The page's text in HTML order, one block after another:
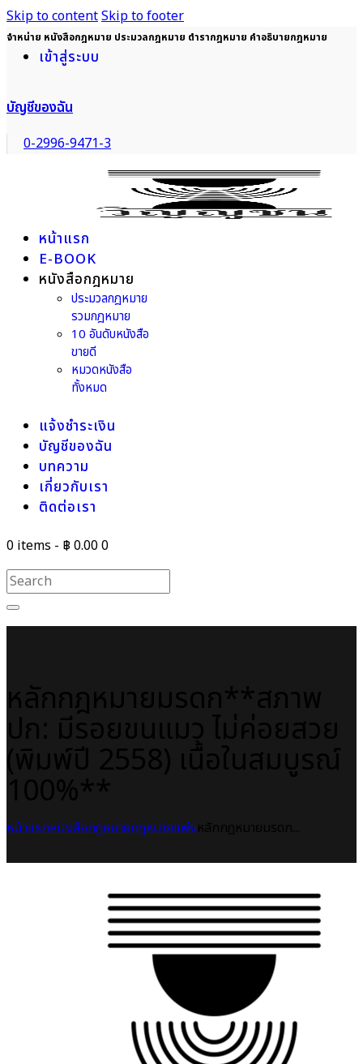
Skip to contentSkip to footer
จำหน่าย หนังสือกฎหมาย ประมวลกฎหมาย ตำรากฎหมาย คำอธิบายกฎหมาย
เข้าสู่ระบบ
บัญชีของฉัน
0-2996-9471-3
หน้าแรก
E-BOOK
หนังสือกฎหมาย
ประมวลกฎหมาย
รวมกฎหมาย
10 อันดับหนังสือ
ขายดี
หมวดหนังสือ
ทั้งหมด
แจ้งชำระเงิน
บัญชีของฉัน
บทความ
เกี่ยวกับเรา
ติดต่อเรา
0 items - ฿ 0.000
หน้าแรกหนังสือกฎหมายกฎหมายแพ่ง